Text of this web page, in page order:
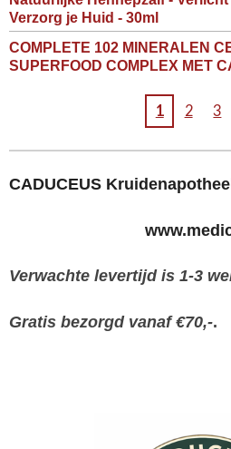
Verzorg je Huid - 30ml
COMPLETE 102 MINERALEN
SUPERFOOD COMPLEX MET
1 2 3
CADUCEUS
Verwachte levertijd is 1-3
Gratis bezorgd vanaf €70,-.